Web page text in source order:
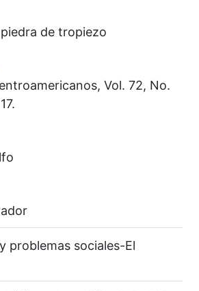
de tropiezo
Vol. 72, No.
problemas sociales-El